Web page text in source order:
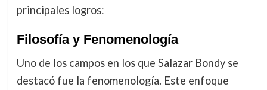
principales logros:
Filosofía y Fenomenología
Uno de los campos en los que Salazar Bondy se
destacó fue la fenomenología. Este enfoque